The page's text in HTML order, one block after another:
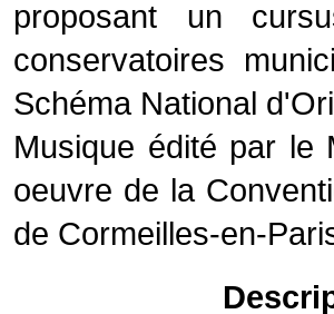
proposant un
conservatoires
Schéma National
Musique édité par le
oeuvre de la
de Cormeilles-en-